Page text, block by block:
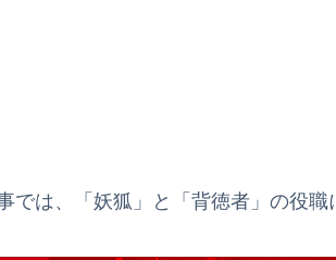
では、「妖狐」と「背徳者」の役